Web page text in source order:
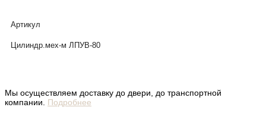
Артикул
Цилиндр.мех-м ЛПУВ-80
Мы осуществляем доставку до двери, до транспортной
компании. Подробнее